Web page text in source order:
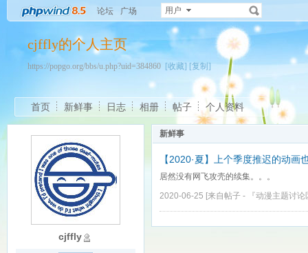
论坛 广场 用户
cjffly的个人主页
https://popgo.org/bbs/u.php?uid=384860 [收藏] [复制]
首页 新鲜事 日志 相册 帖子 个人资料
cjffly
新鲜事
【2020·夏】上个季度推迟的动画
居然没有网飞攻壳的续集。。。
2020-06-25 [来自帖子 - 『动漫主题讨论